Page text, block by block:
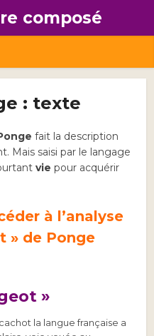
composé
: texte
fait la description
Mais saisi par le langage
vie pour acquérir
à l’analyse
» de Ponge
»
la langue française a